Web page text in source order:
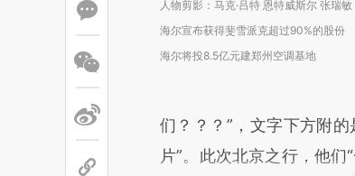
人物剪影：马克·吕特 恩特威斯尔 张瑞敏
海尔宣布获得斐雪派克超过90%的股份
海尔将投8.5亿元建郑州空调基地
们？？？”，文字下方附
片”。此次北京之行，他